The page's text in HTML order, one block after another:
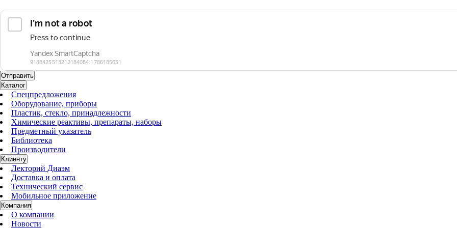
Каталог
Спецпредложения
Оборудование, приборы
Пластик, стекло, принадлежности
Химические реактивы, препараты, наборы
Предметный указатель
Библиотека
Производители
Клиенту
Лекторий Диаэм
Доставка и оплата
Технический сервис
Мобильное приложение
Компания
О компании
Новости